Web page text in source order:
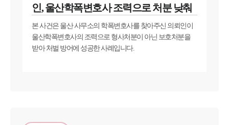
인, 울산학폭변호사 조력으로 처분 낮춰
본 사건은 울산 사무소의 학폭변호사를 찾아주신 의뢰인이
울산학폭변호사의 조력으로 형사처분이 아닌 보호처분을
받아 처벌 방어에 성공한 사례입니다.